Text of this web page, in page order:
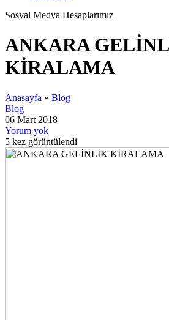
Sosyal Medya Hesaplarımız
ANKARA
KİRALAMA
Anasayfa » Blog
Blog
06 Mart 2018
Yorum yok
5 kez görüntülendi